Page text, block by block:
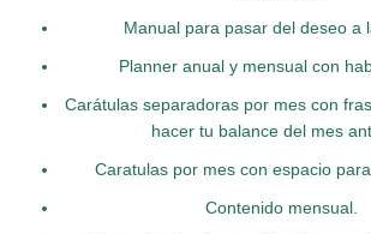
Manual para pasar del deseo a
Planner anual y mensual con
Carátulas separadoras por mes con
hacer tu balance del mes
Caratulas por mes con espacio
Contenido mensual.